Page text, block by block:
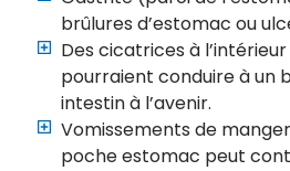
brûlures d’estomac ou
Des cicatrices à
pourraient conduire à un
intestin à l’avenir.
Vomissements de
poche estomac peut